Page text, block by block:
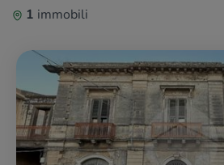
1 immobili